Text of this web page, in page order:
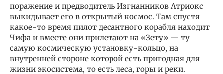
поражение и предводитель Изгнанников Атриокс
выкидывает его в открытый космос. Там спустя
какое-то время пилот десантного корабля находит
Чифа и вместе они прилетают на «Зету» — ту
самую космическую установку-кольцо, на
внутренней стороне которой есть пригодная для
жизни экосистема, то есть леса, горы и реки.